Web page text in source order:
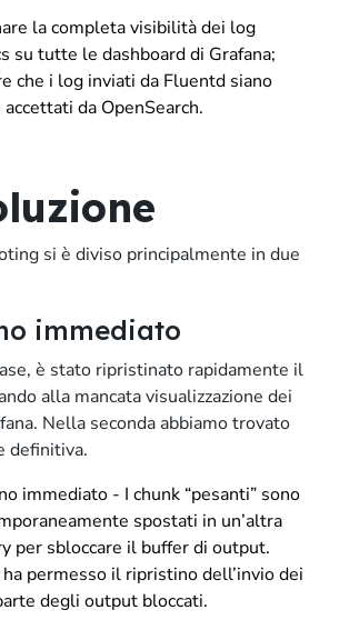
la completa visibilità dei log
su tutte le dashboard di Grafana;
che i log inviati da Fluentd siano
da OpenSearch.
si è diviso principalmente in due
immediato
è stato ripristinato rapidamente il
alla mancata visualizzazione dei
Nella seconda abbiamo trovato
definitiva.
immediato - I chunk “pesanti” sono
spostati in un’altra
per sbloccare il buffer di output.
permesso il ripristino dell’invio dei
degli output bloccati.